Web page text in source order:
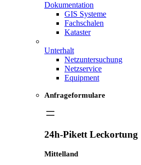
Dokumentation
GIS Systeme
Fachschalen
Kataster
Unterhalt
Netzuntersuchung
Netzservice
Equipment
Anfrageformulare
24h-Pikett Leckortung
Mittelland